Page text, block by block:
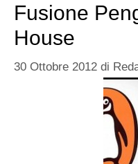
Fusione
House
30 Ottobre 2012 di